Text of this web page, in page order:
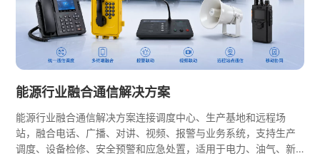
能源行业融合通信解决方案
能源行业融合通信解决方案连接调度中心、生产基地和远程场
站，融合电话、广播、对讲、视频、报警与业务系统，支持生产
调度、设备检修、安全预警和应急处置，适用于电力、油气、新